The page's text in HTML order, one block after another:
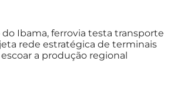
do Ibama, ferrovia testa transporte
rede estratégica de terminais
a produção regional